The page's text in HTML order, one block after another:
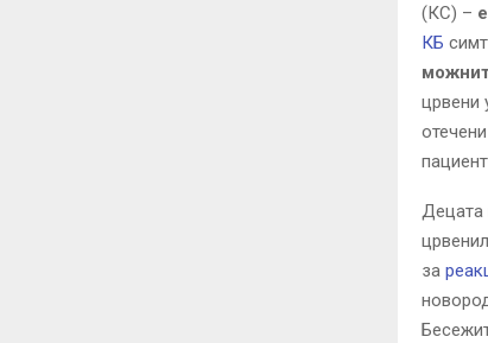
(КС) –
КБ
црвени
Децата
за